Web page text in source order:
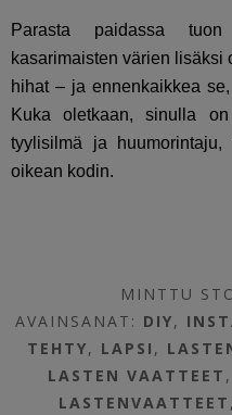
Parasta paidassa
kasarimaisten värien
hihat – ja ennenkaikkea
Kuka oletkaan, sinulla
tyylisilmä ja
oikean kodin.
MINTTU
AVAINSANAT: DIY,
TEHTY, LAPSI ,
LASTEN VAATTEET ,
LASTENVAATTEET ,